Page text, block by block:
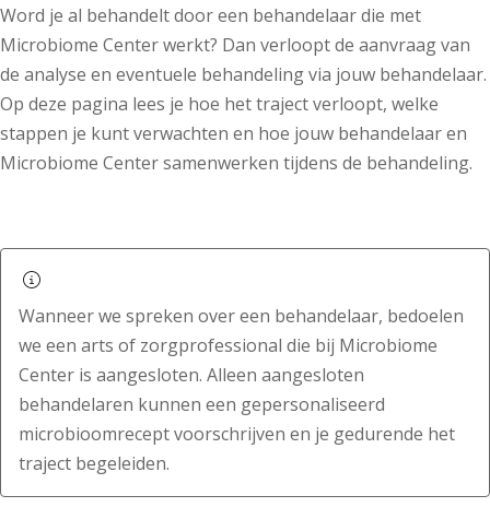
Word je al behandelt door een behandelaar die met
Microbiome Center werkt? Dan verloopt de aanvraag van
de analyse en eventuele behandeling via jouw behandelaar.
Op deze pagina lees je hoe het traject verloopt, welke
stappen je kunt verwachten en hoe jouw behandelaar en
Microbiome Center samenwerken tijdens de behandeling.
Wanneer we spreken over een behandelaar, bedoelen
we een arts of zorgprofessional die bij Microbiome
Center is aangesloten. Alleen aangesloten
behandelaren kunnen een gepersonaliseerd
microbioomrecept voorschrijven en je gedurende het
traject begeleiden.